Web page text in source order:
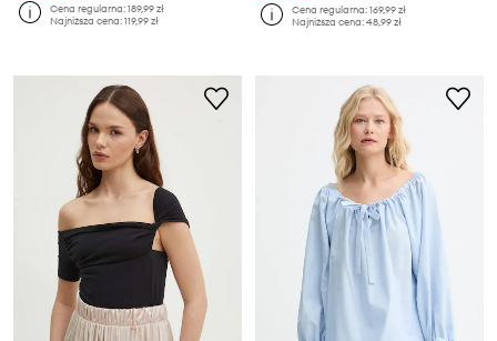
Cena regularna:189,99 zł
Najniższa cena:119,99 zł
Cena regularna:169,99 zł
Najniższa cena:48,99 zł